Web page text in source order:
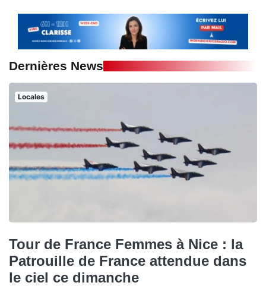
Dernières News
Locales
Tour de France Femmes à Nice : la
Patrouille de France attendue dans
le ciel ce dimanche